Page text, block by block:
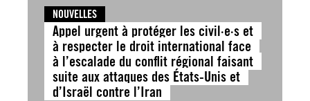
NOUVELLES
Appel urgent à protéger les civil·e·s et
à respecter le droit international face
à l’escalade du conflit régional faisant
suite aux attaques des États-Unis et
d’Israël contre l’Iran